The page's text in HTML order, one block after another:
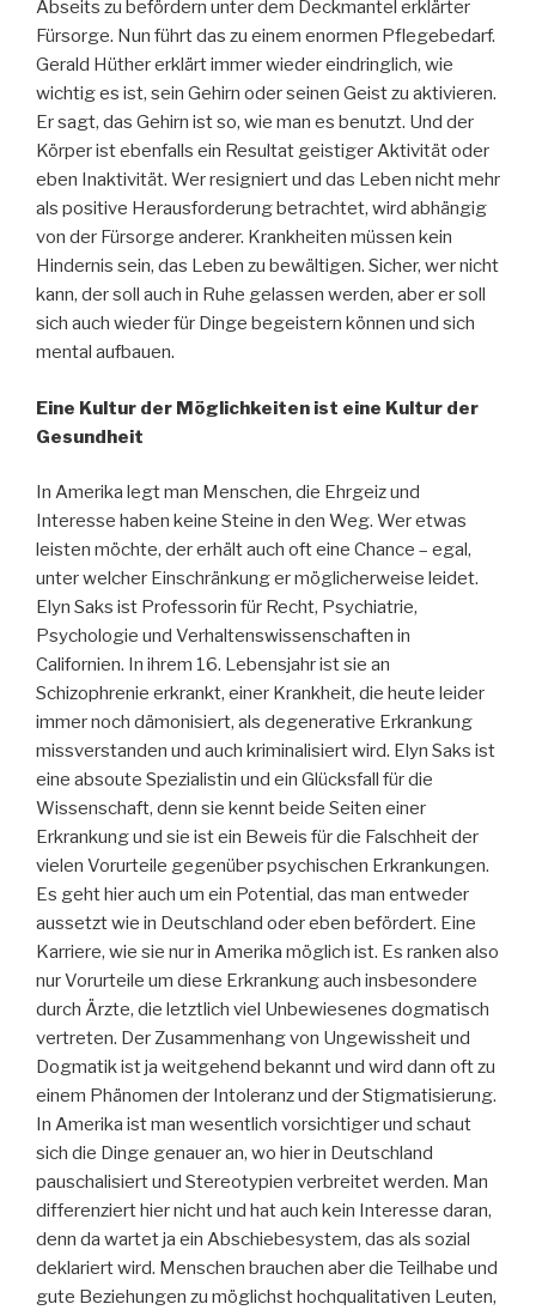
Abseits zu befördern unter dem Deckmantel erklärter
Fürsorge. Nun führt das zu einem enormen Pflegebedarf.
Gerald Hüther erklärt immer wieder eindringlich, wie
wichtig es ist, sein Gehirn oder seinen Geist zu aktivieren.
Er sagt, das Gehirn ist so, wie man es benutzt. Und der
Körper ist ebenfalls ein Resultat geistiger Aktivität oder
eben Inaktivität. Wer resigniert und das Leben nicht mehr
als positive Herausforderung betrachtet, wird abhängig
von der Fürsorge anderer. Krankheiten müssen kein
Hindernis sein, das Leben zu bewältigen. Sicher, wer nicht
kann, der soll auch in Ruhe gelassen werden, aber er soll
sich auch wieder für Dinge begeistern können und sich
mental aufbauen.
Eine Kultur der Möglichkeiten ist eine Kultur der
Gesundheit
In Amerika legt man Menschen, die Ehrgeiz und
Interesse haben keine Steine in den Weg. Wer etwas
leisten möchte, der erhält auch oft eine Chance – egal,
unter welcher Einschränkung er möglicherweise leidet.
Elyn Saks ist Professorin für Recht, Psychiatrie,
Psychologie und Verhaltenswissenschaften in
Californien. In ihrem 16. Lebensjahr ist sie an
Schizophrenie erkrankt, einer Krankheit, die heute leider
immer noch dämonisiert, als degenerative Erkrankung
missverstanden und auch kriminalisiert wird. Elyn Saks ist
eine absoute Spezialistin und ein Glücksfall für die
Wissenschaft, denn sie kennt beide Seiten einer
Erkrankung und sie ist ein Beweis für die Falschheit der
vielen Vorurteile gegenüber psychischen Erkrankungen.
Es geht hier auch um ein Potential, das man entweder
aussetzt wie in Deutschland oder eben befördert. Eine
Karriere, wie sie nur in Amerika möglich ist. Es ranken also
nur Vorurteile um diese Erkrankung auch insbesondere
durch Ärzte, die letztlich viel Unbewiesenes dogmatisch
vertreten. Der Zusammenhang von Ungewissheit und
Dogmatik ist ja weitgehend bekannt und wird dann oft zu
einem Phänomen der Intoleranz und der Stigmatisierung.
In Amerika ist man wesentlich vorsichtiger und schaut
sich die Dinge genauer an, wo hier in Deutschland
pauschalisiert und Stereotypien verbreitet werden. Man
differenziert hier nicht und hat auch kein Interesse daran,
denn da wartet ja ein Abschiebesystem, das als sozial
deklariert wird. Menschen brauchen aber die Teilhabe und
gute Beziehungen zu möglichst hochqualitativen Leuten,